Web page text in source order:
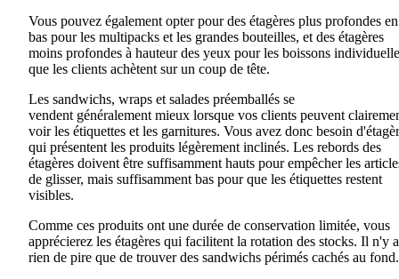
Vous pouvez également opter pour des étagères plus profondes en
bas pour les multipacks et les grandes bouteilles, et des étagères
moins profondes à hauteur des yeux pour les boissons
que les clients achètent sur un coup de tête.
Les sandwichs, wraps et salades préemballés se
vendent généralement mieux lorsque vos clients peuvent
voir les étiquettes et les garnitures. Vous avez donc besoin
qui présentent les produits légèrement inclinés. Les rebords des
étagères doivent être suffisamment hauts pour empêcher les
de glisser, mais suffisamment bas pour que les étiquettes restent
visibles.
Comme ces produits ont une durée de conservation limitée, vous
apprécierez les étagères qui facilitent la rotation des stocks. Il n'y a
rien de pire que de trouver des sandwichs périmés cachés au fond.